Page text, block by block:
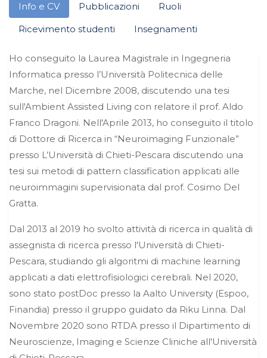
Info e CV Pubblicazioni
Ruoli
Ricevimento studenti
Insegnamenti
Ho conseguito la Laurea Magistrale in Ingegneria
Informatica presso l’Università Politecnica delle
Marche, nel Dicembre 2008, discutendo una tesi
sull'Ambient Assisted Living con relatore il prof. Aldo
Franco Dragoni. Nell'Aprile 2013, ho conseguito il titolo
di Dottore di Ricerca in “Neuroimaging Funzionale”
presso L’Università di Chieti-Pescara discutendo una
tesi sui metodi di pattern classification applicati alle
neuroimmagini supervisionata dal prof. Cosimo Del
Gratta.
Dal 2013 al 2019 ho svolto attività di ricerca in qualità di
assegnista di ricerca presso l'Università di Chieti-
Pescara, studiando gli algoritmi di machine learning
applicati a dati elettrofisiologici cerebrali. Nel 2020,
sono stato postDoc presso la Aalto University (Espoo,
Finandia) presso il gruppo guidato da Riku Linna. Dal
Novembre 2020 sono RTDA presso il Dipartimento di
Neuroscienze, Imaging e Scienze Cliniche all'Università